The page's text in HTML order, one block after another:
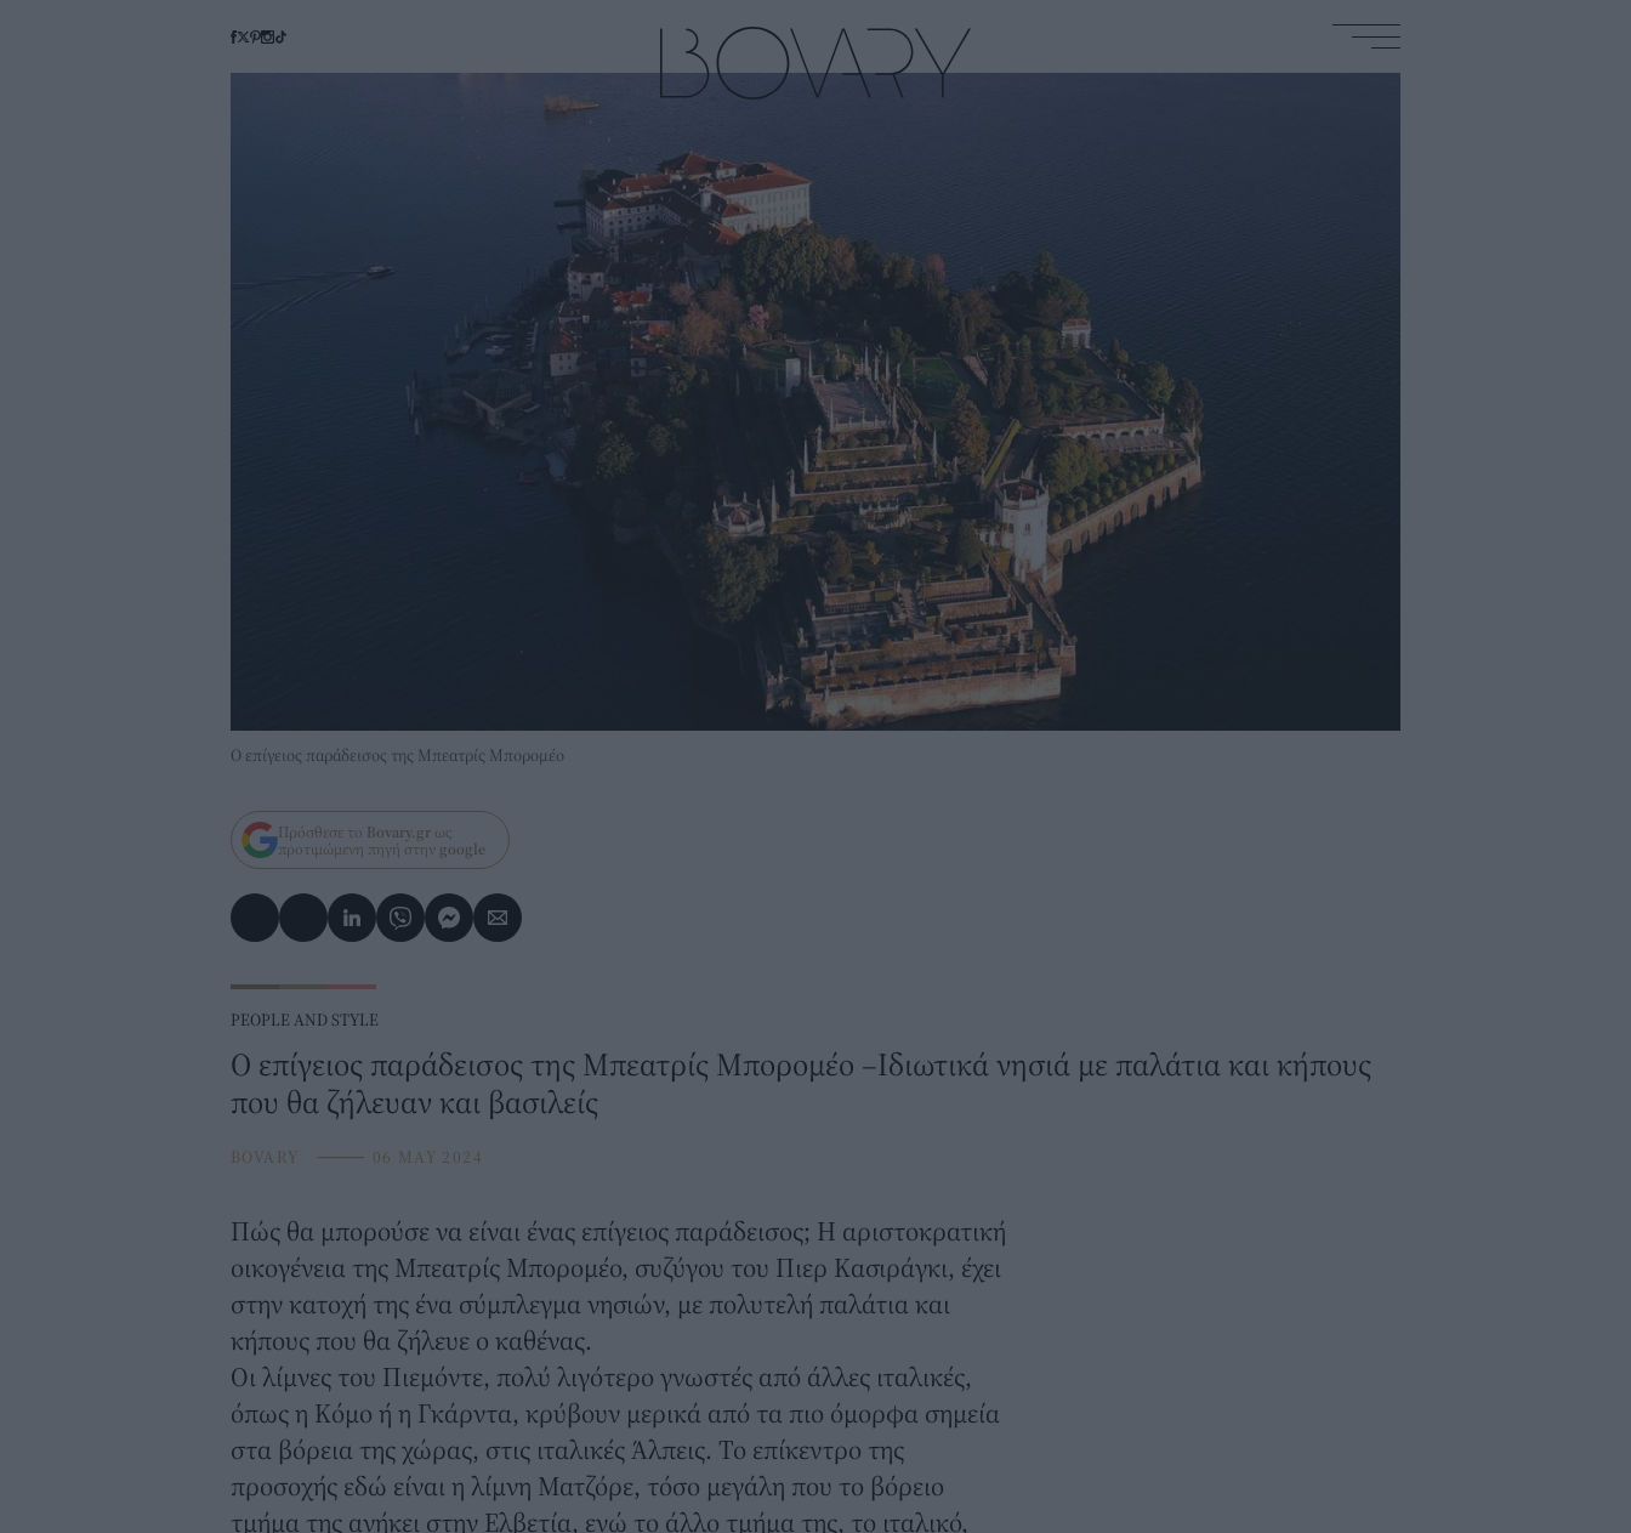
Ο επίγειος παράδεισος της Μπεατρίς Μπορομέο
Πρόσθεσε το Bovary.gr ως
προτιμώμενη πηγή στην google
PEOPLE AND STYLE
O επίγειος παράδεισος της Μπεατρίς Μπορομέο –Ιδιωτικά νησιά με παλάτια και κήπους
που θα ζήλευαν και βασιλείς
BOVARY ⸻ 06 MAY 2024
Πώς θα μπορούσε να είναι ένας επίγειος παράδεισος; Η αριστοκρατική
οικογένεια της Μπεατρίς Μπορομέο, συζύγου του Πιερ Κασιράγκι, έχει
στην κατοχή της ένα σύμπλεγμα νησιών, με πολυτελή παλάτια και
κήπους που θα ζήλευε ο καθένας.
Οι λίμνες του Πιεμόντε, πολύ λιγότερο γνωστές από άλλες ιταλικές,
όπως η Κόμο ή η Γκάρντα, κρύβουν μερικά από τα πιο όμορφα σημεία
στα βόρεια της χώρας, στις ιταλικές Άλπεις. Το επίκεντρο της
προσοχής εδώ είναι η λίμνη Ματζόρε, τόσο μεγάλη που το βόρειο
τμήμα της ανήκει στην Ελβετία, ενώ το άλλο τμήμα της, το ιταλικό,